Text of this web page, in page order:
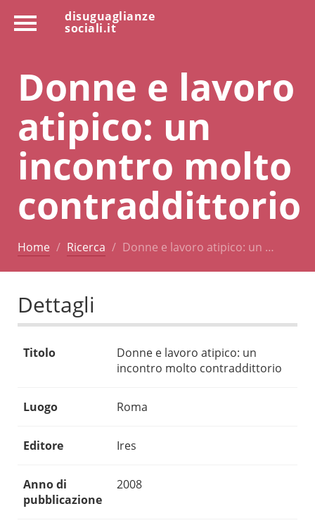
disuguaglianze
sociali.it
Donne e lavoro
atipico: un
incontro molto
contraddittorio
Home Ricerca Donne e lavoro atipico: un …
Dettagli
Titolo
Donne e lavoro atipico: un
incontro molto contraddittorio
Luogo Roma
Editore Ires
Anno di
pubblicazione
2008